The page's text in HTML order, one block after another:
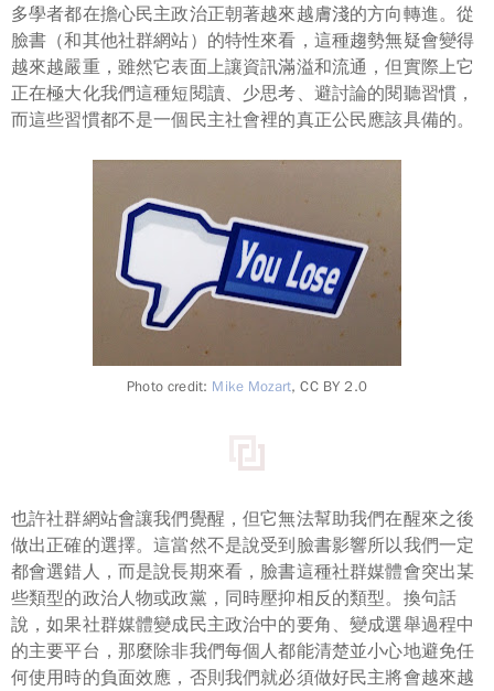
多學者都在擔心民主政治正朝著越來越膚淺的方向轉進。從
臉書（和其他社群網站）的特性來看，這種趨勢無疑會變得
越來越嚴重，雖然它表面上讓資訊滿溢和流通，但實際上它
正在極大化我們這種短閱讀、少思考、避討論的閱聽習慣 ，
而這些習慣都不是一個民主社會裡的真正公民應該具備的。
Photo credit: Mike Mozart, CC BY 2.0
也許社群網站會讓我們覺醒，但它無法幫助我們在醒來之後
做出正確的選擇。這當然不是說受到臉書影響所以我們一定
都會選錯人，而是說長期來看 ，臉書這種社群媒體會突出某
些類型的政治人物或政黨，同時壓抑相反的類型。換句話
說，如果社群媒體變成民主政治中的要角、變成選舉過程中
的主要平台，那麼除非我們每個人都能清楚並小心地避免任
何使用時的負面效應，否則我們就必須做好民主將會越來越